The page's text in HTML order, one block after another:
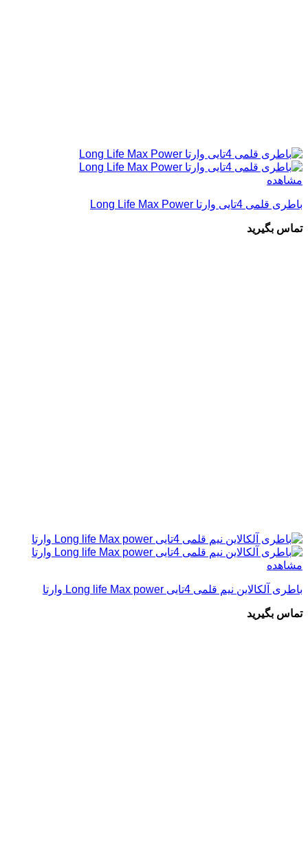
مشاهده
باطری قلمی 4تایی وارتا Long Life Max Power
تماس بگیرید
مشاهده
باطری آلکالاین نیم قلمی 4تایی Long life Max power وارتا
تماس بگیرید